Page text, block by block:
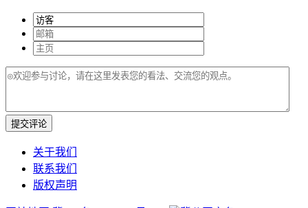
提交评论
关于我们
联系我们
版权声明